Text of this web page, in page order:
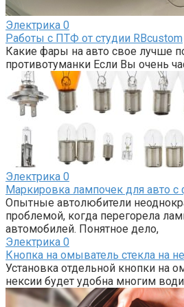
Электрика 0
Работы с ПТФ от студии RBcustom
Какие фары на авто свое лучше
противотуманки Если Вы очень
Электрика 0
Маркировка лампочек для авто с
Опытные автолюбители
проблемой, когда перегорела
автомобилей. Понятное дело,
Электрика 0
Кнопка на омыватель стекла на
Установка отдельной кнопки на
нексии будет удобна многим